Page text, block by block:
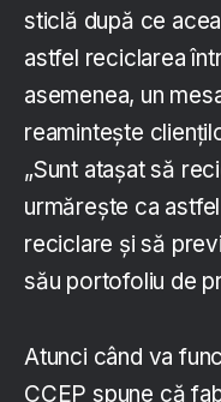
sticlă după ce
astfel reciclarea
asemenea, un
reamintește
„Sunt atașat să
urmărește ca
reciclare și să
său portofoliu de
Atunci când va
CCEP spune că